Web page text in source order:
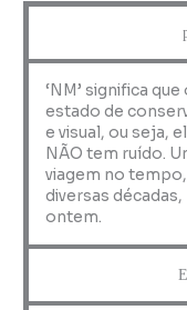
‘NM’ significa
estado de
e visual, ou seja,
NÃO tem ruído.
viagem no
diversas
ontem.